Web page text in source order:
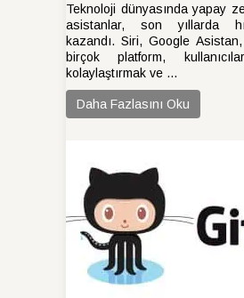
Teknoloji dünyasında yapay
asistanlar, son yıllarda
kazandı. Siri, Google
birçok platform,
kolaylaştırmak ve ...
Daha Fazlasını Oku